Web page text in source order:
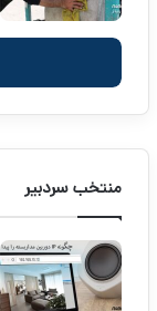
منتخب سردبیر